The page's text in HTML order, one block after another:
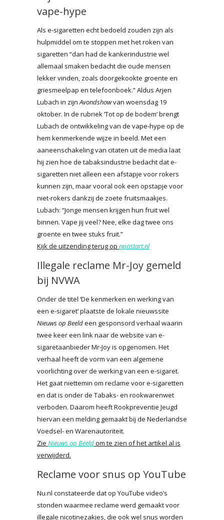
vape-hype
Als e-sigaretten echt bedoeld zouden zijn als
hulpmiddel om te stoppen met het roken van
sigaretten “dan had de kankerindustrie wel
allemaal smaken bedacht die oude mensen
lekker vinden, zoals doorgekookte groente en
griesmeelpap en telefoonboek.” Aldus Arjen
Lubach in zijnAvondshowvan woensdag 19
oktober. In de rubriek ‘Tot op de bodem’ brengt
Lubach de ontwikkeling van de vape-hype op de
hem kenmerkende wijze in beeld. Met een
aaneenschakeling van citaten uit de media laat
hij zien hoe de tabaksindustrie bedacht dat e-
sigaretten niet alleen een afstapje voor rokers
kunnen zijn, maar vooral ook een opstapje voor
niet-rokers dankzij de zoete fruitsmaakjes.
Lubach: “Jonge mensen krijgen hun fruit wel
binnen. Vape jij veel? Nee, elke dag twee ons
groente en twee stuks fruit.”
Kijk de uitzending terug op npostart.nl
Illegale reclame Mr-Joy gemeld
bij NVWA
Onder de titel ‘De kenmerken en werking van
een e-sigaret’ plaatste de lokale nieuwssite
Nieuws op Beeldeen gesponsord verhaal waarin
twee keer een link naar de website van e-
sigaretaanbieder Mr-Joy is opgenomen. Het
verhaal heeft de vorm van een algemene
voorlichting over de werking van een e-sigaret.
Het gaat niettemin om reclame voor e-sigaretten
en dat is onder de Tabaks- en rookwarenwet
verboden. Daarom heeft Rookpreventie Jeugd
hiervan een melding gemaakt bij de Nederlandse
Voedsel- en Warenautoriteit.
Zie Nieuws op Beeldom te zien of het artikel al is
verwijderd.
Reclame voor snus op YouTube
Nu.nl constateerde dat op YouTube video’s
stonden waarmee reclame werd gemaakt voor
illegale nicotinezakjes, die ook wel snus worden